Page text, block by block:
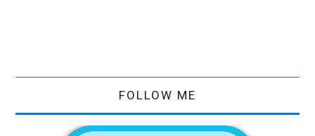
FOLLOW ME